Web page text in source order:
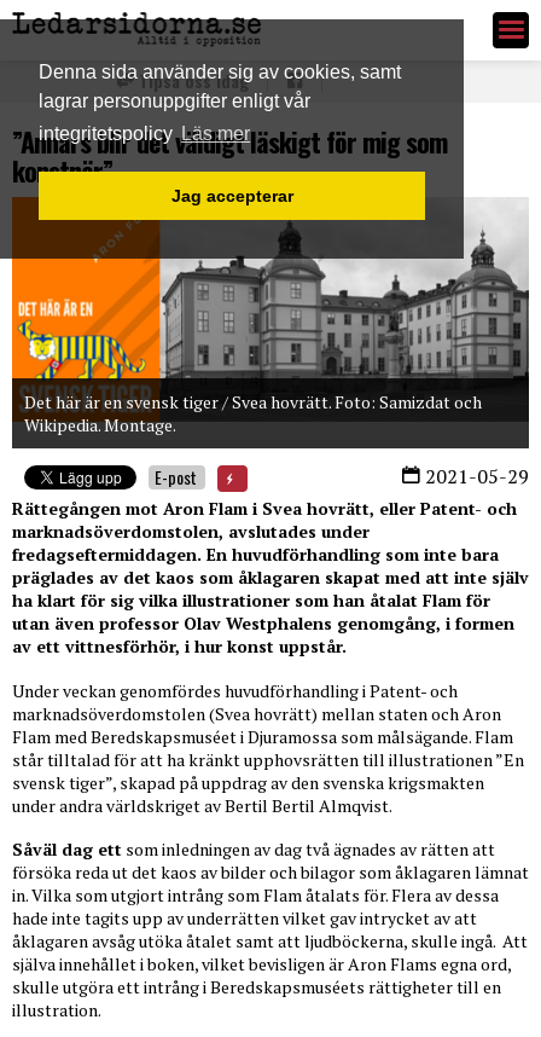
Denna sida använder sig av cookies, samt
lagrar personuppgifter enligt vår
integritetspolicyLäs mer
Jag accepterar
Ledarsidorna.se
Tipsa oss idag
”Annars blir det väldigt läskigt för mig som
konstnär”
Det här är en svensk tiger / Svea hovrätt. Foto: Samizdat och
Wikipedia. Montage.
2021-05-29
E-post
Rättegången mot Aron Flam i Svea hovrätt, eller Patent- och
marknadsöverdomstolen, avslutades under
fredagseftermiddagen. En huvudförhandling som inte bara
präglades av det kaos som åklagaren skapat med att inte själv
ha klart för sig vilka illustrationer som han åtalat Flam för
utan även professor Olav Westphalens genomgång, i formen
av ett vittnesförhör, i hur konst uppstår.
Under veckan genomfördes huvudförhandling i Patent- och
marknadsöverdomstolen (Svea hovrätt) mellan staten och Aron
Flam med Beredskapsmuséet i Djuramossa som målsägande. Flam
står tilltalad för att ha kränkt upphovsrätten till illustrationen ”En
svensk tiger”, skapad på uppdrag av den svenska krigsmakten
under andra världskriget av Bertil Bertil Almqvist.
Såväl dag ett som inledningen av dag två ägnades av rätten att
försöka reda ut det kaos av bilder och bilagor som åklagaren lämnat
in. Vilka som utgjort intrång som Flam åtalats för. Flera av dessa
hade inte tagits upp av underrätten vilket gav intrycket av att
åklagaren avsåg utöka åtalet samt att ljudböckerna, skulle ingå. Att
själva innehållet i boken, vilket bevisligen är Aron Flams egna ord,
skulle utgöra ett intrång i Beredskapsmuséets rättigheter till en
illustration.